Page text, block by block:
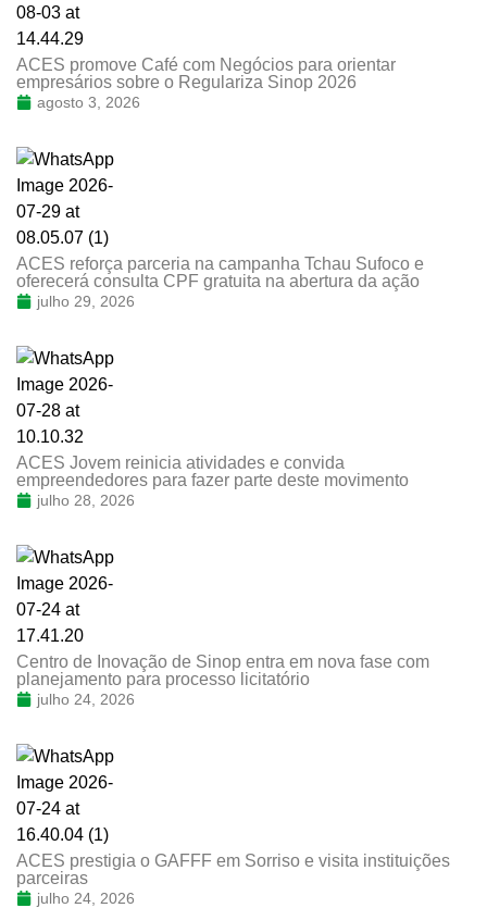
ACES promove Café com Negócios para orientar
empresários sobre o Regulariza Sinop 2026
agosto 3, 2026
ACES reforça parceria na campanha Tchau Sufoco e
oferecerá consulta CPF gratuita na abertura da ação
julho 29, 2026
ACES Jovem reinicia atividades e convida
empreendedores para fazer parte deste movimento
julho 28, 2026
Centro de Inovação de Sinop entra em nova fase com
planejamento para processo licitatório
julho 24, 2026
ACES prestigia o GAFFF em Sorriso e visita instituições
parceiras
julho 24, 2026